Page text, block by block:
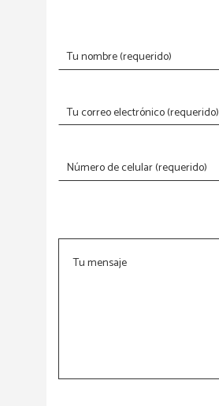
Tu nombre (requerido)
Tu correo electrónico (requerido)
Número de celular (requerido)